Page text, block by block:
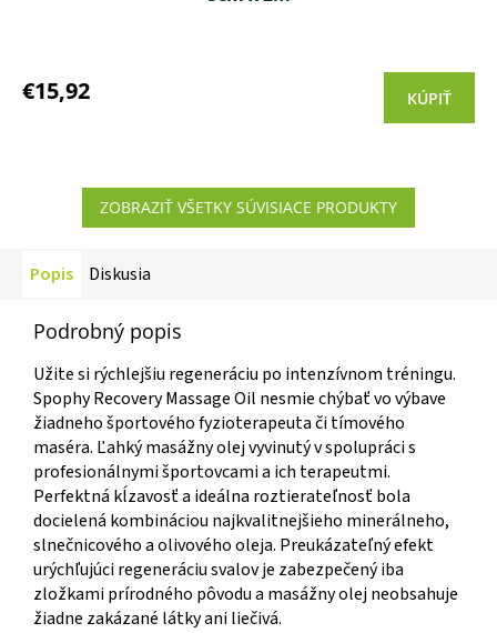
produktu
je
€15,92 KÚPIŤ
ZOBRAZIŤ VŠETKY SÚVISIACE PRODUKTY
Popis Diskusia
Podrobný popis
Užite si rýchlejšiu regeneráciu po intenzívnom tréningu.
Spophy Recovery Massage Oil nesmie chýbať vo výbave
žiadneho športového fyzioterapeuta či tímového
maséra. Ľahký masážny olej vyvinutý v spolupráci s
profesionálnymi športovcami a ich terapeutmi.
Perfektná kĺzavosť a ideálna roztierateľnosť bola
docielená kombináciou najkvalitnejšieho minerálneho,
slnečnicového a olivového oleja. Preukázateľný efekt
urýchľujúci regeneráciu svalov je zabezpečený iba
zložkami prírodného pôvodu a masážny olej neobsahuje
žiadne zakázané látky ani liečivá.